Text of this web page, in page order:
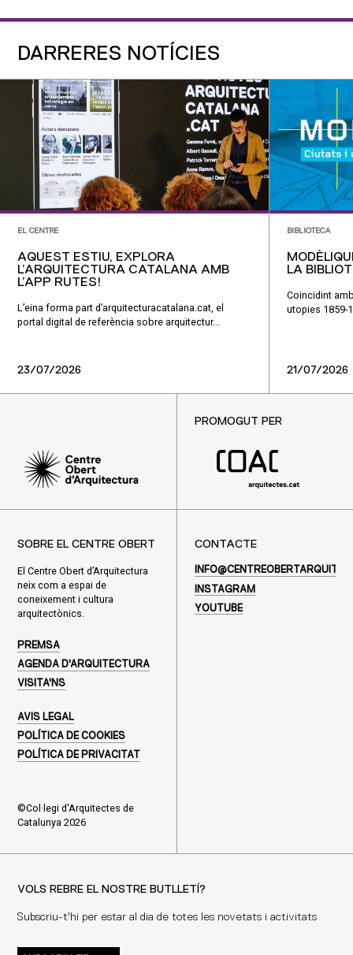
DARRERES NOTÍCIES
EL CENTRE
AQUEST ESTIU, EXPLORA
L’ARQUITECTURA CATALANA AMB
L’APP RUTES!
L’eina forma part d’arquitecturacatalana.cat, el
portal digital de referència sobre arquitectur...
23/07/2026
BIBLIOTECA
LA
Coincidint
utopies 1859-
21/07/2026
PROMOGUT PER
SOBRE EL CENTRE OBERT
El Centre Obert d’Arquitectura
neix com a espai de
coneixement i cultura
arquitectònics.
PREMSA
AGENDA D'ARQUITECTURA
VISITA'NS
AVIS LEGAL
POLÍTICA DE COOKIES
POLÍTICA DE PRIVACITAT
©Col·legi d'Arquitectes de
Catalunya 2026
CONTACTE
INSTAGRAM
YOUTUBE
VOLS REBRE EL NOSTRE BUTLLETÍ?
Subscriu-t'hi per estar al dia de totes les novetats i activitats